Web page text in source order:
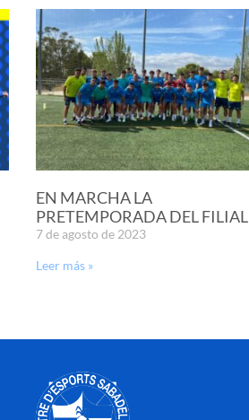
EN MARCHA LA
PRETEMPORADA DEL FILIAL
7 de agosto de 2023
Leer más »